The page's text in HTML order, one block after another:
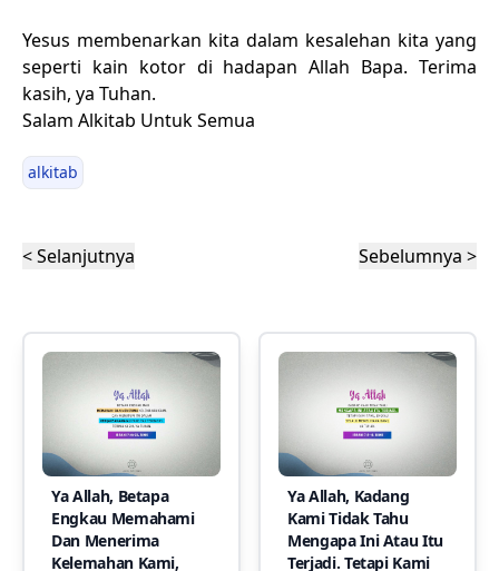
Yesus membenarkan kita dalam kesalehan kita yang
seperti kain kotor di hadapan Allah Bapa. Terima
kasih, ya Tuhan.
Salam Alkitab Untuk Semua
alkitab
< Selanjutnya Sebelumnya >
Ya Allah, Betapa
Engkau Memahami
Dan Menerima
Kelemahan Kami,
Ya Allah, Kadang
Kami Tidak Tahu
Mengapa Ini Atau Itu
Terjadi. Tetapi Kami